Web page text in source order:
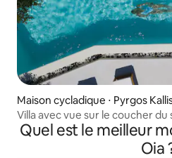
Maison cycladique ⋅ Pyrgos
Villa avec vue sur le coucher du
chauffé
Quel est le meilleur
Oia